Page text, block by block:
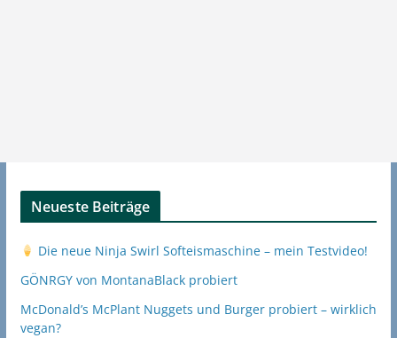
Neueste Beiträge
Die neue Ninja Swirl Softeismaschine – mein Testvideo!
GÖNRGY von MontanaBlack probiert
McDonald’s McPlant Nuggets und Burger probiert – wirklich
vegan?